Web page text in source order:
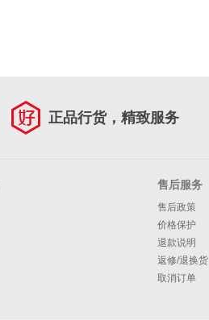
正品行货，精致服务
售后服务
售后政策
价格保护
退款说明
返修/退换货
取消订单